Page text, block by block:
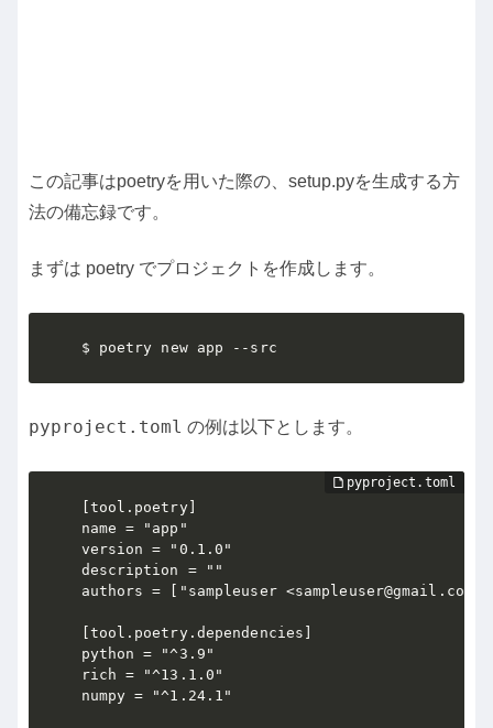
この記事はpoetryを用いた際の、setup.pyを生成する方
法の備忘録です。
まずは poetry でプロジェクトを作成します。
$ poetry new app --src
pyproject.toml の例は以下とします。
[tool.poetry]
name = "app"
version = "0.1.0"
description = ""
authors = ["sampleuser
[tool.poetry.dependencies]
python = "^3.9"
rich = "^13.1.0"
numpy = "^1.24.1"